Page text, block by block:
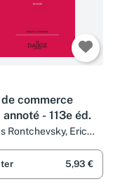
commerce
- 113e éd.
Rontchevsky, Eric
5,93 €